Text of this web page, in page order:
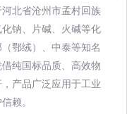
北省沧州市孟村回族
钠、片碱、火碱等化
鄂绒）、中泰等知名
纯国标品质、高效物
产品广泛应用于工业
赖。